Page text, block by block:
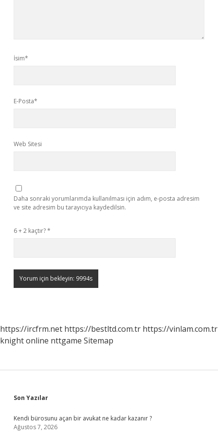
İsim*
E-Posta*
Web Sitesi
Daha sonraki yorumlarımda kullanılması için adım, e-posta adresim
ve site adresim bu tarayıcıya kaydedilsin.
6 + 2 kaçtır?*
https://ircfrm.net https://bestltd.com.tr https://vinlam.com.tr
knight online nttgame Sitemap
Sidebar
Son Yazılar
Kendi bürosunu açan bir avukat ne kadar kazanır ?
Ağustos 7, 2026